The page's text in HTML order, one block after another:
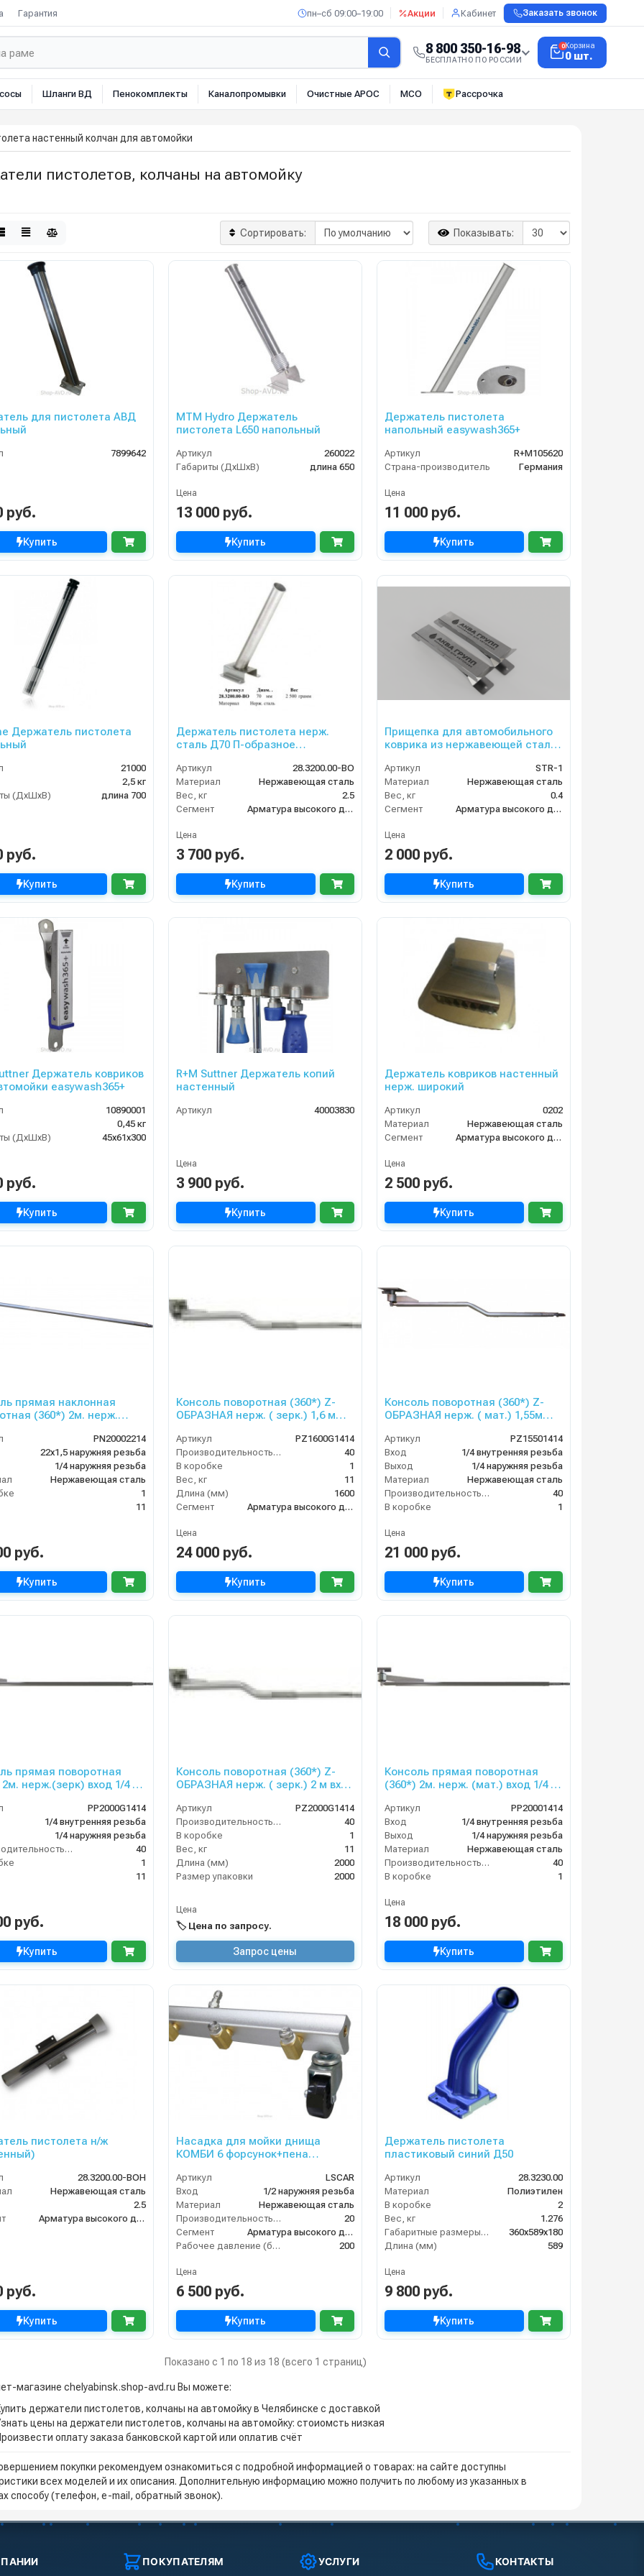
Гарантия пн–сб 09:00–19:00 Акции Кабинет Заказать звонок
8 800 350-16-98
БЕСПЛАТНО ПО РОССИИ
0Корзина
0 шт.
Шланги ВД Пенокомплекты Каналопромывки Очистные АРОС МСО Рассрочка
настенный колчан для автомойки
пистолетов, колчаны на автомойку
Сортировать: Показывать:
для пистолета АВД
7899642
руб.
Купить
MTM Hydro Держатель
пистолета L650 напольный
Артикул
260022
Габариты (ДхШхВ)
длина 650
Цена
13 000 руб.
Купить
Держатель пистолета
напольный easywash365+
Артикул
R+M105620
Страна-производитель
Германия
Цена
11 000 руб.
Купить
Держатель пистолета
21000
2,5 кг
(ДхШхВ)
длина 700
руб.
Купить
Держатель пистолета нерж.
сталь Д70 П-образное
Артикул
28.3200.00-ВО
Материал
Нержавеющая сталь
Вес, кг
2.5
Сегмент
Арматура высокого давления
Цена
3 700 руб.
Купить
Прищепка для автомобильного
коврика из нержавеющей стали
Артикул
STR-1
Материал
Нержавеющая сталь
Вес, кг
0.4
Сегмент
Арматура высокого давления
Цена
2 000 руб.
Купить
Держатель ковриков
easywash365+
10890001
0,45 кг
(ДхШхВ)
45х61х300
руб.
Купить
R+M Suttner Держатель копий
настенный
Артикул 40003830
Цена
3 900 руб.
Купить
Держатель ковриков настенный
нерж. широкий
Артикул
0202
Материал
Нержавеющая сталь
Сегмент
Арматура высокого давления
Цена
2 500 руб.
Купить
прямая наклонная
(360*) 2м. нерж.
4 ш.
PN20002214
22х1,5 наружняя резьба
1/4 наружняя резьба
Нержавеющая сталь
1
11
руб.
Купить
Консоль поворотная (360*) Z-
ОБРАЗНАЯ нерж. ( зерк.) 1,6 м
ш.
Артикул
PZ1600G1414
Производительность (л/мин)
40
В коробке
1
Вес, кг
11
Длина (мм)
1600
Сегмент
Арматура высокого давления
Цена
24 000 руб.
Купить
Консоль поворотная (360*) Z-
ОБРАЗНАЯ нерж. ( мат.) 1,55м
ш.
Артикул
PZ15501414
Вход
1/4 внутренняя резьба
Выход
1/4 наружняя резьба
Материал
Нержавеющая сталь
Производительность (л/мин)
40
В коробке
1
Цена
21 000 руб.
Купить
прямая поворотная
нерж.(зерк) вход 1/4 г.(
PP2000G1414
1/4 внутренняя резьба
1/4 наружняя резьба
Производительность (л/мин)
40
1
11
руб.
Купить
Консоль поворотная (360*) Z-
ОБРАЗНАЯ нерж. ( зерк.) 2 м вход
Артикул
PZ2000G1414
Производительность (л/мин)
40
В коробке
1
Вес, кг
11
Длина (мм)
2000
Размер упаковки
2000
Цена
🏷️ Цена по запросу.
Запрос цены
Консоль прямая поворотная
(360*) 2м. нерж. (мат.) вход 1/4 г.(
Артикул
PP20001414
Вход
1/4 внутренняя резьба
Выход
1/4 наружняя резьба
Материал
Нержавеющая сталь
Производительность (л/мин)
40
В коробке
1
Цена
18 000 руб.
Купить
пистолета н/ж
28.3200.00-ВОН
Нержавеющая сталь
2.5
Арматура высокого давления
руб.
Купить
Насадка для мойки днища
КОМБИ 6 форсунок+пена
, пены
Артикул
LSCAR
Вход
1/2 наружняя резьба
Материал
Нержавеющая сталь
Производительность (л/мин)
20
Сегмент
Арматура высокого давления
Рабочее давление (бар)
200
Цена
6 500 руб.
Купить
Держатель пистолета
пластиковый синий Д50
Артикул
28.3230.00
Материал
Полиэтилен
В коробке
2
Вес, кг
1.276
Габаритные размеры, мм
360x589x180
Длина (мм)
589
Цена
9 800 руб.
Купить
Показано с 1 по 18 из 18 (всего 1 страниц)
магазине chelyabinsk.shop-avd.ru Вы можете:
держатели пистолетов, колчаны на автомойку в Челябинске с доставкой
цены на держатели пистолетов, колчаны на автомойку: стоиомсть низкая
оплату заказа банковской картой или оплатив счёт
покупки рекомендуем ознакомиться с подробной информацией о товарах: на сайте доступны
всех моделей и их описания. Дополнительную информацию можно получить по любому из указанных в
способу (телефон, e-mail, обратный звонок).
ПОКУПАТЕЛЯМ УСЛУГИ КОНТАКТЫ